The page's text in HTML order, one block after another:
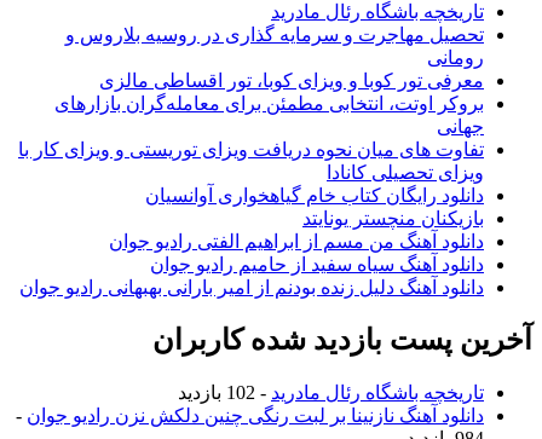
تاریخچه باشگاه رئال مادرید
تحصیل مهاجرت و سرمایه گذاری در روسیه بلاروس و
رومانی
معرفی تور کوبا و ویزای کوبا، تور اقساطی مالزی
بروکر اوتت، انتخابی مطمئن برای معامله‌گران بازارهای
جهانی
تفاوت های میان نحوه دریافت ویزای توریستی و ویزای کار با
ویزای تحصیلی کانادا
دانلود رایگان کتاب خام گیاهخواری آوانسیان
بازیکنان منچستر یونایتد
دانلود آهنگ من مسم از ابراهیم الفتی رادیو جوان
دانلود آهنگ سیاه سفید از حامیم رادیو جوان
دانلود آهنگ دلیل زنده بودنم از امیر بارانی بهبهانی رادیو جوان
آخرین پست بازدید شده کاربران
تاریخچه باشگاه رئال مادرید - 102 بازدید
دانلود آهنگ نازنینا بر لبت رنگی چنین دلکش نزن رادیو جوان -